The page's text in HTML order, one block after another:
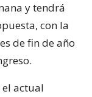
y tendrá
con la
de fin de año
el actual